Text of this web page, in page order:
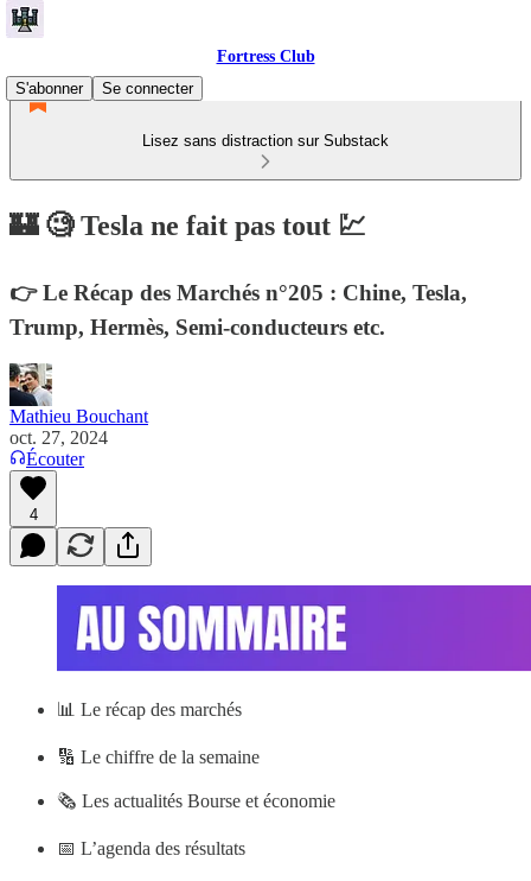
Fortress Club
S'abonner
Se connecter
Lisez sans distraction sur Substack
🏰 🧐 Tesla ne fait pas tout 💹
👉 Le Récap des Marchés n°205 : Chine, Tesla,
Trump, Hermès, Semi-conducteurs etc.
Mathieu Bouchant
oct. 27, 2024
Écouter
4
📊 Le récap des marchés
🔢 Le chiffre de la semaine
🗞️ Les actualités Bourse et économie
📅 L’agenda des résultats